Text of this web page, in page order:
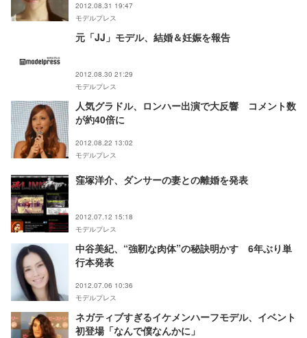
2012.08.31 19:47
モデルプレス
元「JJ」モデル、結婚＆妊娠を報告
2012.08.30 21:29
モデルプレス
人気グラドル、ロンハー出演で大反響 コメント数
が約40倍に
2012.08.22 13:02
モデルプレス
窪塚洋介、ダンサーの妻との離婚を発表
2012.07.12 15:18
モデルプレス
中谷美紀、“強靭な肉体”の秘訣明かす 6年ぶり単
行本発表
2012.07.06 10:36
モデルプレス
ネガティブすぎるイケメンハーフモデル、イベント
初登場「なんで僕なんかに」